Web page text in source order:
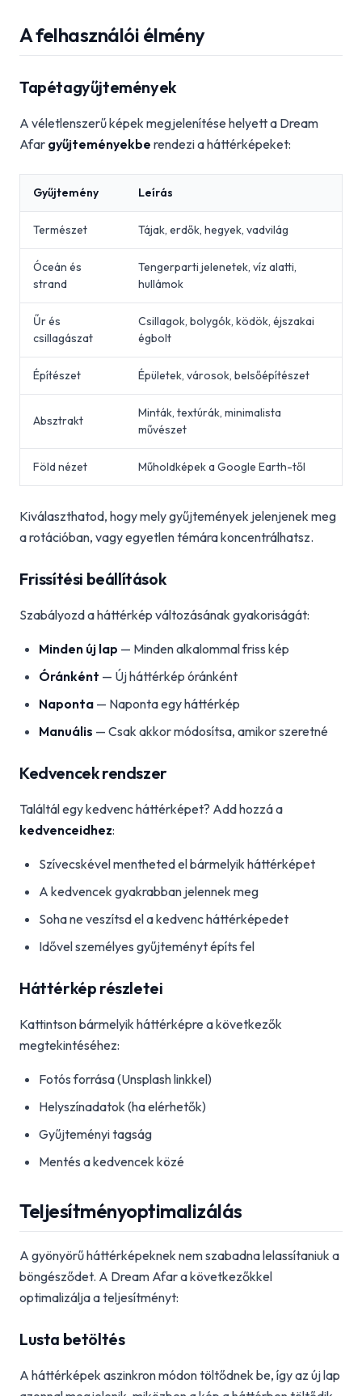
A felhasználói élmény
Tapétagyűjtemények
A véletlenszerű képek megjelenítése helyett a Dream
Afar gyűjteményekbe rendezi a háttérképeket:
Gyűjtemény Leírás
Természet Tájak, erdők, hegyek, vadvilág
Óceán és
strand
Tengerparti jelenetek, víz alatti,
hullámok
Űr és
csillagászat
Csillagok, bolygók, ködök, éjszakai
égbolt
Építészet Épületek, városok, belsőépítészet
Absztrakt
Minták, textúrák, minimalista
művészet
Föld nézet Műholdképek a Google Earth-től
Kiválaszthatod, hogy mely gyűjtemények jelenjenek meg
a rotációban, vagy egyetlen témára koncentrálhatsz.
Frissítési beállítások
Szabályozd a háttérkép változásának gyakoriságát:
Minden új lap — Minden alkalommal friss kép
Óránként — Új háttérkép óránként
Naponta — Naponta egy háttérkép
Manuális — Csak akkor módosítsa, amikor szeretné
Kedvencek rendszer
Találtál egy kedvenc háttérképet? Add hozzá a
kedvenceidhez:
Szívecskével mentheted el bármelyik háttérképet
A kedvencek gyakrabban jelennek meg
Soha ne veszítsd el a kedvenc háttérképedet
Idővel személyes gyűjteményt építs fel
Háttérkép részletei
Kattintson bármelyik háttérképre a következők
megtekintéséhez:
Fotós forrása (Unsplash linkkel)
Helyszínadatok (ha elérhetők)
Gyűjteményi tagság
Mentés a kedvencek közé
Teljesítményoptimalizálás
A gyönyörű háttérképeknek nem szabadna lelassítaniuk a
böngésződet. A Dream Afar a következőkkel
optimalizálja a teljesítményt:
Lusta betöltés
A háttérképek aszinkron módon töltődnek be, így az új lap